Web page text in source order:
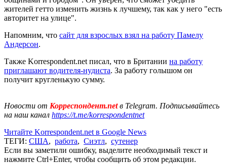
жителей гетто изменить жизнь к лучшему, так как у него "есть
авторитет на улице".
Напомним, что сайт для взрослых взял на работу Памелу
Андерсон.
Также Korrespondent.net писал, что в Британии на работу
приглашают водителя-нудиста. За работу голышом он
получит кругленькую сумму.
Новости от Корреспондент.netв Telegram. Подписывайтесь
на наш канал https://t.me/korrespondentnet
Читайте Korrespondent.net в Google News
ТЕГИ: США, работа, Сиэтл, сутенер
Если вы заметили ошибку, выделите необходимый текст и
нажмите Ctrl+Enter, чтобы сообщить об этом редакции.